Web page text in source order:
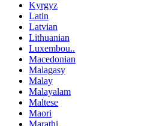
Kyrgyz
Latin
Latvian
Lithuanian
Luxembou..
Macedonian
Malagasy
Malay
Malayalam
Maltese
Maori
Marathi